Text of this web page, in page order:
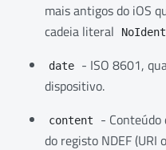
mais antigos do iOS
cadeia literal
date
- ISO 8601,
dispositivo.
content
- Conteúdo
do registo NDEF (URI